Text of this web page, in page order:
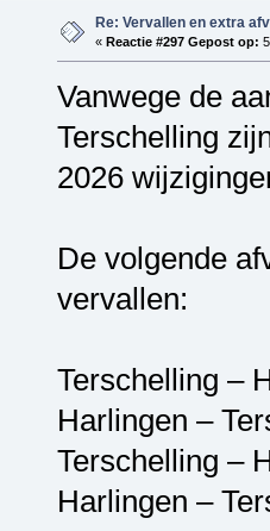
Re: Vervallen en extra
« Reactie #297 Gepost op:
Vanwege de
Terschelling
2026
De volgende
vervallen:
Terschelling
Harlingen –
Terschelling
Harlingen –